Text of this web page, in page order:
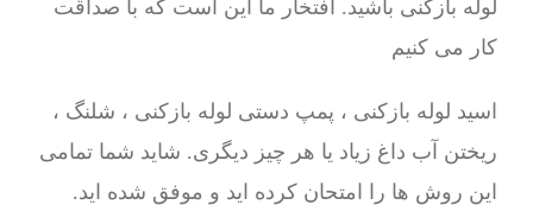
لوله بازکنی باشید. افتخار ما این است که با صداقت
کار می کنیم
اسید لوله بازکنی ، پمپ دستی لوله بازکنی ، شلنگ ،
ریختن آب داغ زیاد یا هر چیز دیگری. شاید شما تمامی
این روش ها را امتحان کرده اید و موفق شده اید.